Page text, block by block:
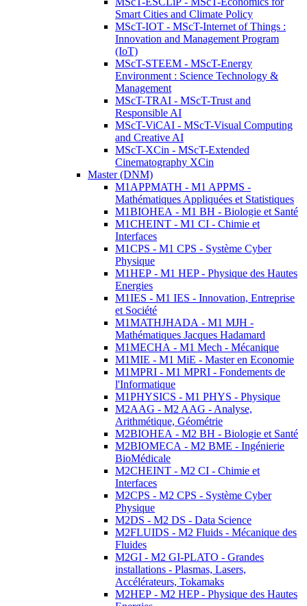
Smart Cities and Climate Policy
MScT-IOT - MScT-Internet of Things :
Innovation and Management Program
(IoT)
MScT-STEEM - MScT-Energy
Environment : Science Technology &
Management
MScT-TRAI - MScT-Trust and
Responsible AI
MScT-ViCAI - MScT-Visual Computing
and Creative AI
MScT-XCin - MScT-Extended
Cinematography XCin
Master (DNM)
M1APPMATH - M1 APPMS -
Mathématiques Appliquées et Statistiques
M1BIOHEA - M1 BH - Biologie et Santé
M1CHEINT - M1 CI - Chimie et
Interfaces
M1CPS - M1 CPS - Système Cyber
Physique
M1HEP - M1 HEP - Physique des Hautes
Energies
M1IES - M1 IES - Innovation, Entreprise
et Société
M1MATHJHADA - M1 MJH -
Mathématiques Jacques Hadamard
M1MECHA - M1 Mech - Mécanique
M1MIE - M1 MiE - Master en Economie
M1MPRI - M1 MPRI - Fondements de
l'Informatique
M1PHYSICS - M1 PHYS - Physique
M2AAG - M2 AAG - Analyse,
Arithmétique, Géométrie
M2BIOHEA - M2 BH - Biologie et Santé
M2BIOMECA - M2 BME - Ingénierie
BioMédicale
M2CHEINT - M2 CI - Chimie et
Interfaces
M2CPS - M2 CPS - Système Cyber
Physique
M2DS - M2 DS - Data Science
M2FLUIDS - M2 Fluids - Mécanique des
Fluides
M2GI - M2 GI-PLATO - Grandes
installations - Plasmas, Lasers,
Accélérateurs, Tokamaks
M2HEP - M2 HEP - Physique des Hautes